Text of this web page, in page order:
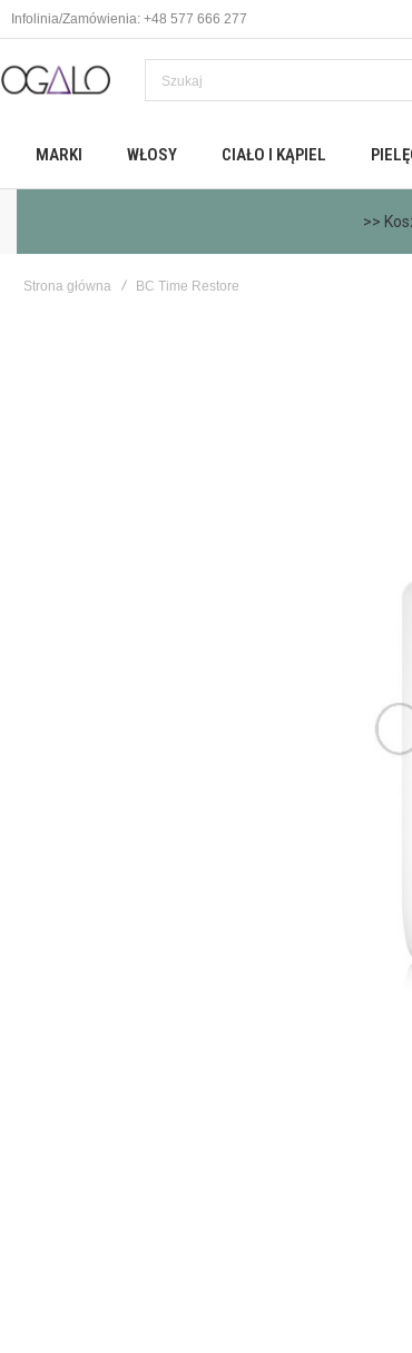
Infolinia/Zamówienia: +48 577 666 277
MARKI WŁOSY CIAŁO I KĄPIEL
>>
Strona główna BC Time Restore